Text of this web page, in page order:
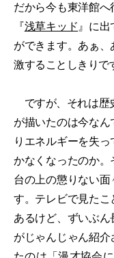
だから今も東洋館へ
『浅草キッド』に出
ができます。あぁ
激することしきりで
ですが、それは歴
が描いたのは今な
りエネルギーを失
かなくなったのか
台の上の懲りない
す。テレビで見たこ
あるけど、ずいぶ
がじゃんじゃん紹